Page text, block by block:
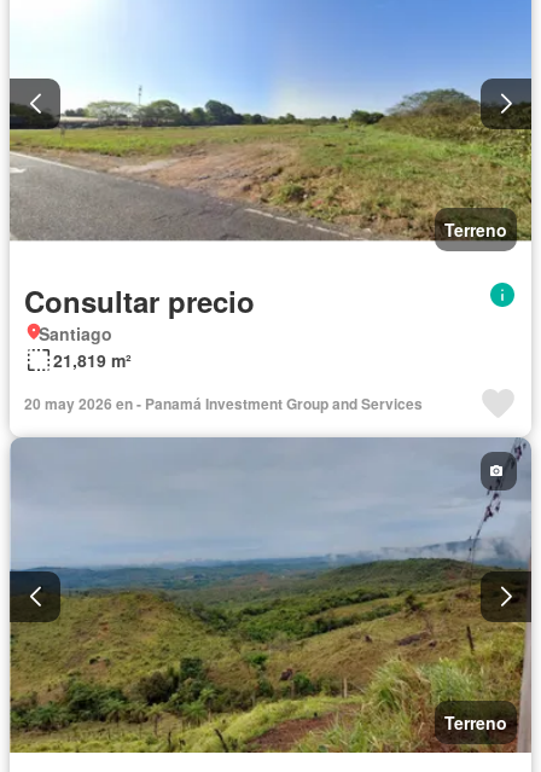
Terreno
Consultar precio
Santiago
21,819 m²
20 may 2026 en - Panamá Investment Group and Services
Terreno